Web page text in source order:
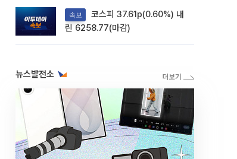
속보
린 6258.77(마감)
뉴스발전소